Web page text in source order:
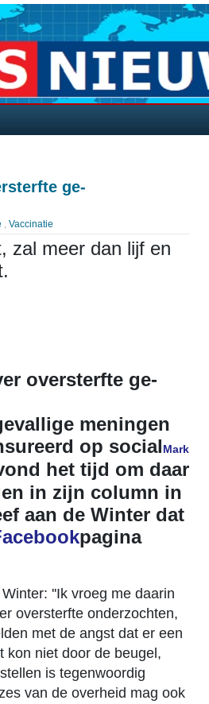
ge-
, Vaccinatie
zal meer dan lijf en
oversterfte ge-
meningen
op socialMark
het tijd om daar
in zijn column in
aan de Winter dat
pagina
''Ik vroeg me daarin
oversterfte onderzochten,
met de angst dat er een
kon niet door de beugel,
is tegenwoordig
van de overheid mag ook